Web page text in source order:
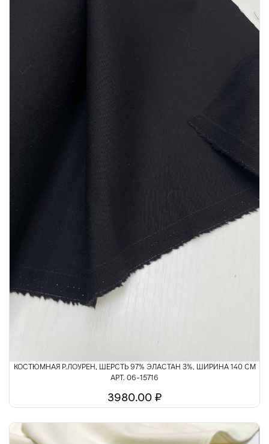
КОСТЮМНАЯ Р.ЛОУРЕН, ШЕРСТЬ 97% ЭЛАСТАН 3%, ШИРИНА 140 СМ
АРТ. 06-15716
3980.00 ₽